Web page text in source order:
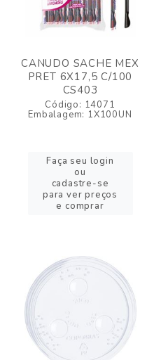
CANUDO SACHE MEX
PRET 6X17,5 C/100
CS403
Código: 14071
Embalagem: 1X100UN
Faça seu login
ou
cadastre-se
para ver preços
e comprar